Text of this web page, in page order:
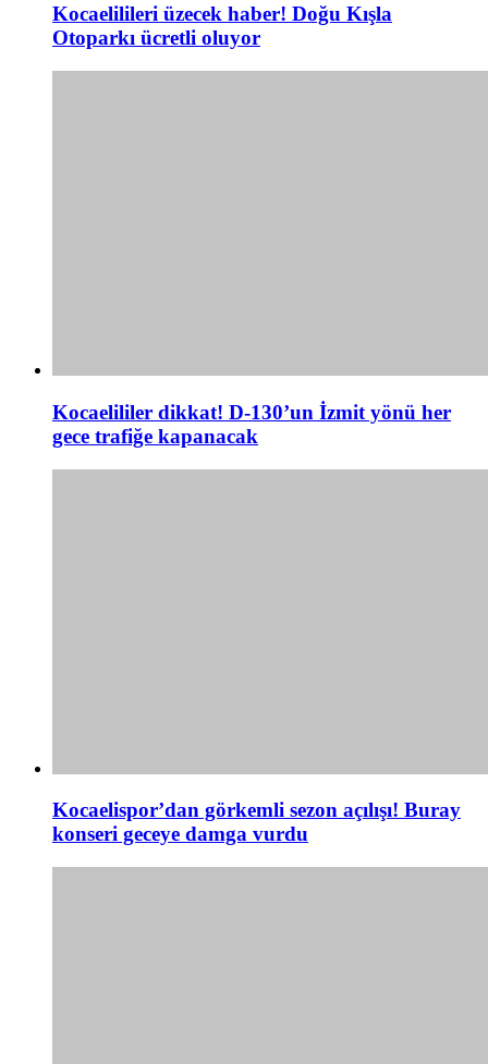
Kocaelilileri üzecek haber! Doğu Kışla
Otoparkı ücretli oluyor
Kocaelililer dikkat! D-130’un İzmit yönü her
gece trafiğe kapanacak
Kocaelispor’dan görkemli sezon açılışı! Buray
konseri geceye damga vurdu